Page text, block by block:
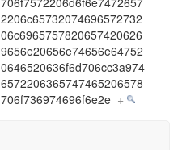
2206c65732074696572732
06c6965757820657420626
9656e20656e74656e64752
0646520636f6d706cc3a974
6572206365747465206578
706f736974696f6e2e +